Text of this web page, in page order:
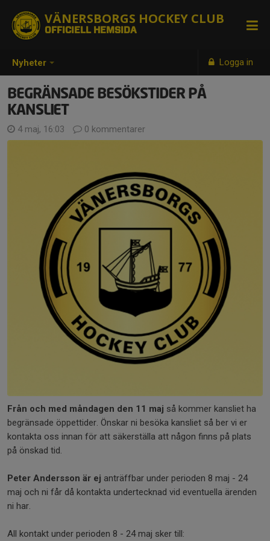
Nyheter Logga in
VÄNERSBORGS HOCKEY CLUB
OFFICIELL HEMSIDA
BEGRÄNSADE BESÖKSTIDER PÅ
KANSLIET
4 maj, 16:03 0 kommentarer
Från och med måndagen den 11 maj så kommer kansliet ha
begränsade öppettider. Önskar ni besöka kansliet så ber vi er
kontakta oss innan för att säkerställa att någon finns på plats
på önskad tid.
Peter Andersson är ej anträffbar under perioden 8 maj - 24
maj och ni får då kontakta undertecknad vid eventuella ärenden
ni har.
All kontakt under perioden 8 - 24 maj sker till: